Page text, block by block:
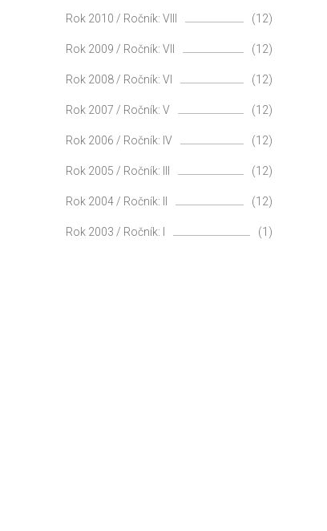
Rok 2010 / Ročník: VIII (12)
Rok 2009 / Ročník: VII (12)
Rok 2008 / Ročník: VI (12)
Rok 2007 / Ročník: V (12)
Rok 2006 / Ročník: IV (12)
Rok 2005 / Ročník: III (12)
Rok 2004 / Ročník: II (12)
Rok 2003 / Ročník: I (1)